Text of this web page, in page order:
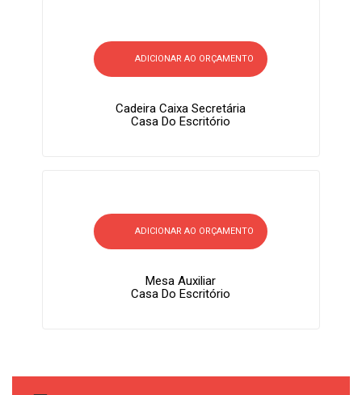
ADICIONAR AO ORÇAMENTO
Cadeira Caixa Secretária
Casa Do Escritório
ADICIONAR AO ORÇAMENTO
Mesa Auxiliar
Casa Do Escritório